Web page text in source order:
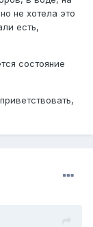
не хотела это
есть,
состояние